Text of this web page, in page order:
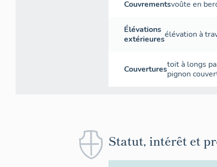
fonctionnelle
par ses
casernes
dite du
plus bel édifice
Couvrementsvoûte en
Élévations
extérieuresélévation à
Couverturestoit à longs
pignon
Statut, intérêt et